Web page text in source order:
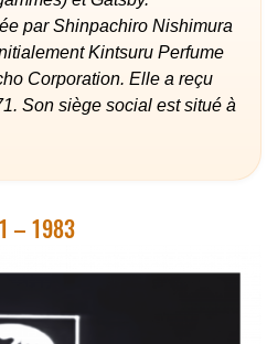
par Shinpachiro Nishimura
Kintsuru Perfume
Corporation. Elle a reçu
Son siège social est situé à
– 1983